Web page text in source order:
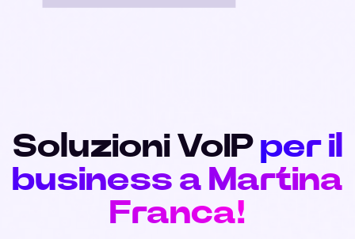
Soluzioni VoIP per il
business a Martina
Franca!